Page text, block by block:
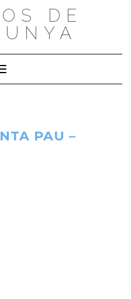
DE
Cambiar modo de navegación
PAU –